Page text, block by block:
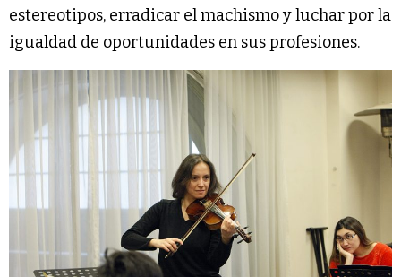
estereotipos, erradicar el machismo y luchar por la
igualdad de oportunidades en sus profesiones.